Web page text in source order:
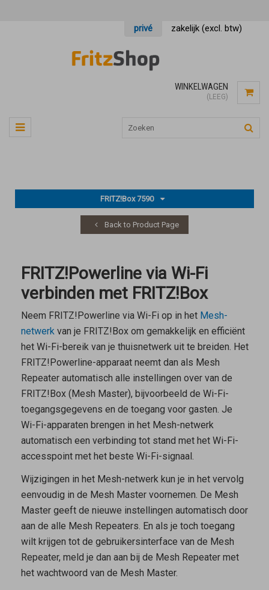
privé zakelijk (excl. btw)
WINKELWAGEN
(LEEG)
FRITZ!Box 7590
Back to Product Page
FRITZ!Powerline via Wi-Fi
verbinden met FRITZ!Box
Neem FRITZ!Powerline via Wi-Fi op in het Mesh-
netwerk van je FRITZ!Box om gemakkelijk en efficiënt
het Wi-Fi-bereik van je thuisnetwerk uit te breiden. Het
FRITZ!Powerline-apparaat neemt dan als Mesh
Repeaterautomatisch alle instellingen over van de
FRITZ!Box (Mesh Master), bijvoorbeeld de Wi-Fi-
toegangsgegevens en de toegang voor gasten. Je
Wi-Fi-apparaten brengen in het Mesh-netwerk
automatisch een verbinding tot stand met het Wi-Fi-
accesspoint met het beste Wi-Fi-signaal.
Wijzigingen in het Mesh-netwerk kun je in het vervolg
eenvoudig in de Mesh Mastervoornemen. De Mesh
Mastergeeft de nieuwe instellingen automatisch door
aan de alle Mesh Repeaters. En als je toch toegang
wilt krijgen tot de gebruikersinterface van de Mesh
Repeater, meld je dan aan bij de Mesh Repeatermet
het wachtwoord van de Mesh Master.